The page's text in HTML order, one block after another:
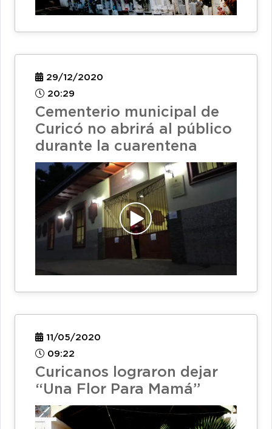
29/12/2020
20:29
Cementerio municipal de
Curicó no abrirá al público
durante la cuarentena
11/05/2020
09:22
Curicanos lograron dejar
“Una Flor Para Mamá”